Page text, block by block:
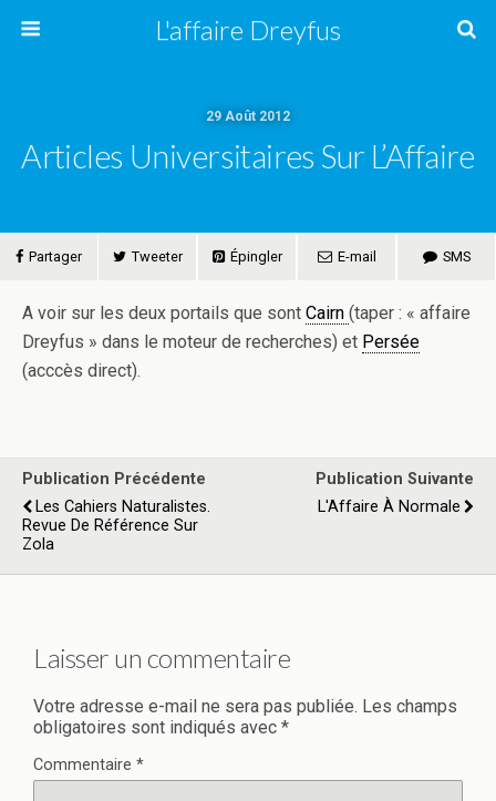
L'affaire Dreyfus
29 Août 2012
Articles Universitaires Sur L’Affaire
Partager Tweeter Épingler E-mail SMS
A voir sur les deux portails que sont Cairn (taper : « affaire
Dreyfus » dans le moteur de recherches) et Persée
(acccès direct).
Publication Précédente
Les Cahiers Naturalistes.
Revue De Référence Sur
Zola
Publication Suivante
L'Affaire À Normale
Laisser un commentaire
Votre adresse e-mail ne sera pas publiée. Les champs
obligatoires sont indiqués avec *
Commentaire *